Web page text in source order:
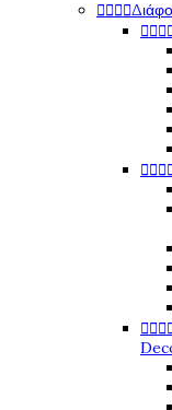



